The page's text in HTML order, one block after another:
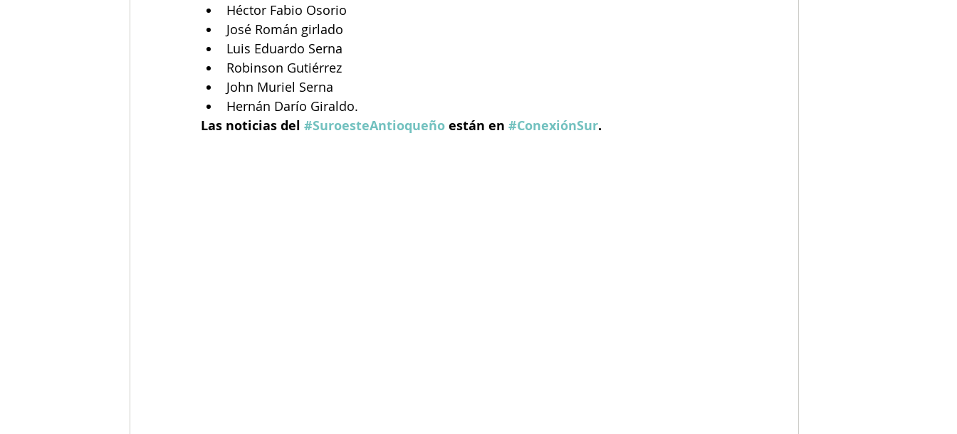
Héctor Fabio Osorio
José Román girlado
Luis Eduardo Serna
Robinson Gutiérrez
John Muriel Serna
Hernán Darío Giraldo.
Las noticias del #SuroesteAntioqueño están en #ConexiónSur.